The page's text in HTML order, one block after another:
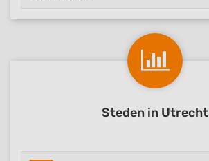
Steden in Utrecht